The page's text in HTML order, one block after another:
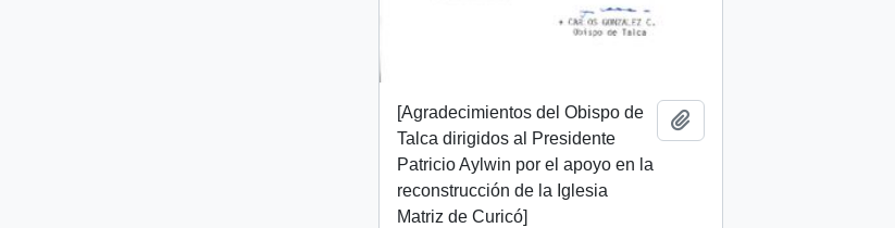
[Agradecimientos del Obispo de
Talca dirigidos al Presidente
Patricio Aylwin por el apoyo en la
reconstrucción de la Iglesia
Matriz de Curicó]